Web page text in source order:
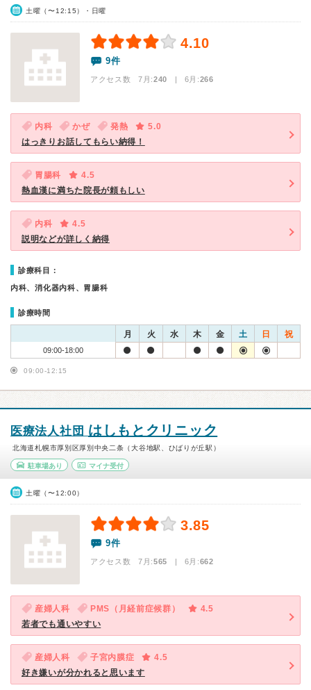
土曜（〜12:15）・日曜
4.10
9件
アクセス数 7月:240 | 6月:266
内科 かぜ 発熱
5.0
はっきりお話してもらい納得！
胃腸科
4.5
熱血漢に満ちた院長が頼もしい
内科
4.5
説明などが詳しく納得
診療科目：
内科、消化器内科、胃腸科
診療時間
月 火 水 木 金 土 日 祝
09:00-18:00
09:00-12:15
医療法人社団 はしもとクリニック
北海道札幌市厚別区厚別中央二条（大谷地駅、ひばりが丘駅）
駐車場あり マイナ受付
土曜（〜12:00）
3.85
9件
アクセス数 7月:565 | 6月:662
産婦人科 PMS（月経前症候群）
4.5
若者でも通いやすい
産婦人科 子宮内膜症
4.5
好き嫌いが分かれると思います